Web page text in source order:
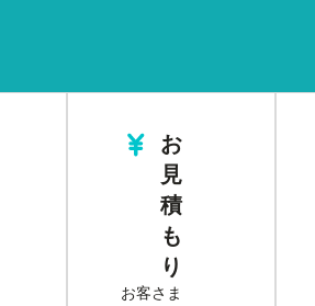
お
見
積
も
り
お客さま